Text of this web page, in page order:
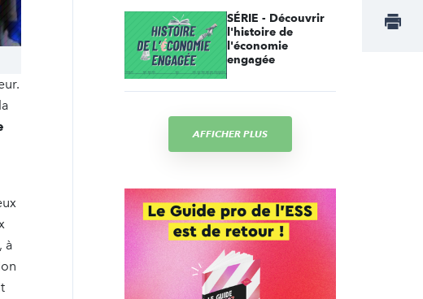
à
SÉRIE - Découvrir
l'histoire de
l'économie
engagée
AFFICHER PLUS